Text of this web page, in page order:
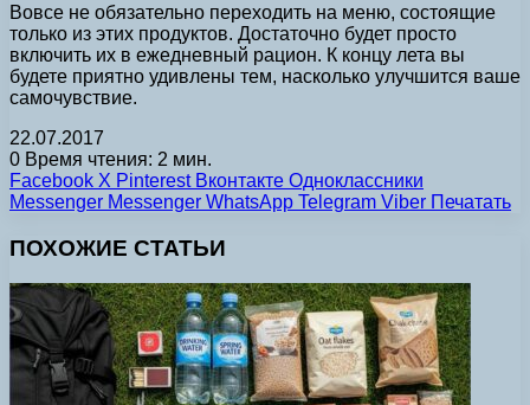
Вовсе не обязательно переходить на меню, состоящие
только из этих продуктов. Достаточно будет просто
включить их в ежедневный рацион. К концу лета вы
будете приятно удивлены тем, насколько улучшится ваше
самочувствие.
22.07.2017
0 Время чтения: 2 мин.
Facebook X Pinterest Вконтакте Одноклассники
Messenger Messenger WhatsApp Telegram Viber Печатать
ПОХОЖИЕ СТАТЬИ